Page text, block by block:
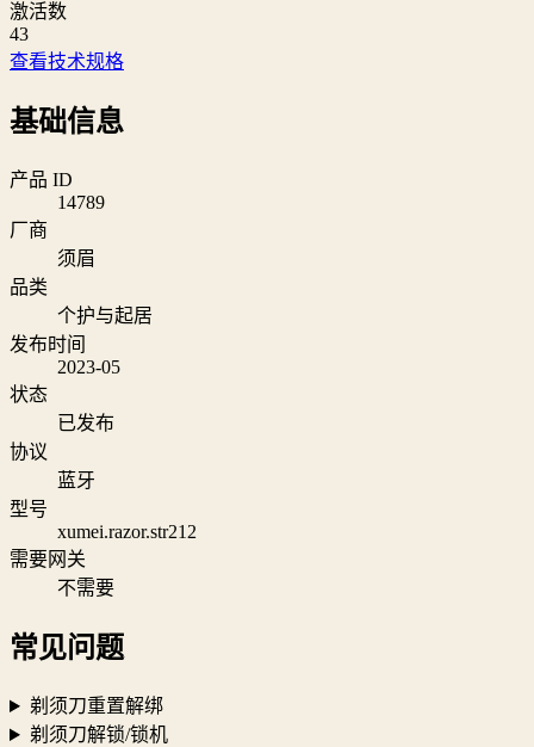
激活数
43
查看技术规格
基础信息
产品 ID
14789
厂商
须眉
品类
个护与起居
发布时间
2023-05
状态
已发布
协议
蓝牙
型号
xumei.razor.str212
需要网关
不需要
常见问题
剃须刀重置解绑
剃须刀解锁/锁机